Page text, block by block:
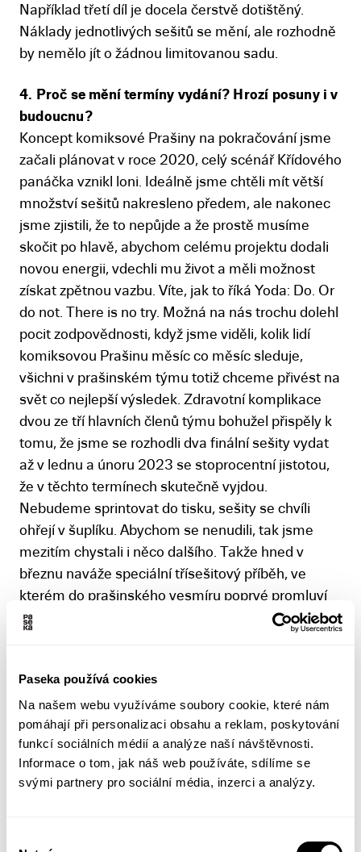
Paseka používá cookies
Na našem webu využíváme soubory cookie, které nám
pomáhají při personalizaci obsahu a reklam, poskytování
funkcí sociálních médií a analýze naší návštěvnosti.
Informace o tom, jak náš web používáte, sdílíme se
svými partnery pro sociální média, inzerci a analýzy.
Například třetí díl je docela čerstvě dotištěný.
Náklady jednotlivých sešitů se mění, ale rozhodně
by nemělo jít o žádnou limitovanou sadu.
4. Proč se mění termíny vydání? Hrozí posuny i v
budoucnu?
Koncept komiksové Prašiny na pokračování jsme
začali plánovat v roce 2020, celý scénář Křídového
panáčka vznikl loni. Ideálně jsme chtěli mít větší
množství sešitů nakresleno předem, ale nakonec
jsme zjistili, že to nepůjde a že prostě musíme
skočit po hlavě, abychom celému projektu dodali
novou energii, vdechli mu život a měli možnost
získat zpětnou vazbu. Víte, jak to říká Yoda: Do. Or
do not. There is no try. Možná na nás trochu dolehl
pocit zodpovědnosti, když jsme viděli, kolik lidí
komiksovou Prašinu měsíc co měsíc sleduje,
všichni v prašinském týmu totiž chceme přivést na
svět co nejlepší výsledek. Zdravotní komplikace
dvou ze tří hlavních členů týmu bohužel přispěly k
tomu, že jsme se rozhodli dva finální sešity vydat
až v lednu a únoru 2023 se stoprocentní jistotou,
že v těchto termínech skutečně vyjdou.
Nebudeme sprintovat do tisku, sešity se chvíli
ohřejí v šuplíku. Abychom se nenudili, tak jsme
mezitím chystali i něco dalšího. Takže hned v
březnu naváže speciální třísešitový příběh, ve
kterém do prašinského vesmíru poprvé promluví
nové hlasy. Nebojte, tyhle tři sešity budou
5. Vyjde souborné knižní vydání příběhu Křídový
panáček?
Udělalo by nám to velkou radost, ale nemůžeme
nic slíbit. Rozhodneme se také podle celkových
prodejů, až bude na pultech všech sedm sešitů.
Roli sehraje i kalkulace z tiskárny nebo informace,